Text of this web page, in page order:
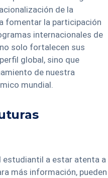
de la
fomentar la participación
internacionales de
solo fortalecen sus
global, sino que
de nuestra
mundial.
estudiantil a estar atenta a
más información, pueden